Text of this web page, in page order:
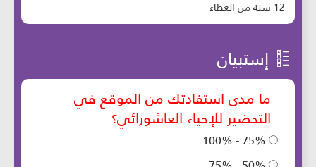
12 سنة من العطاء
إستبيان